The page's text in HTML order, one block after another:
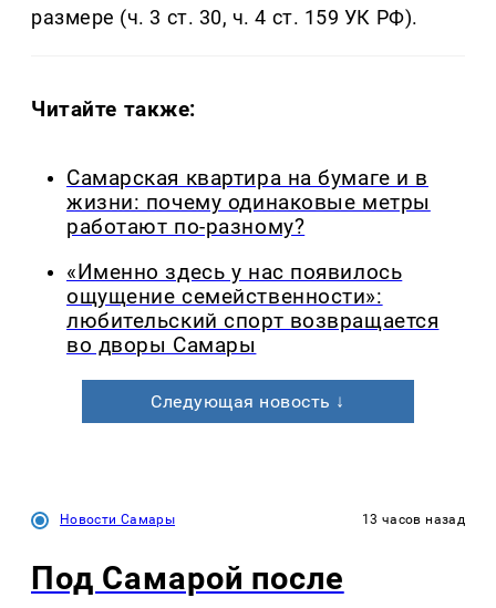
размере (ч. 3 ст. 30, ч. 4 ст. 159 УК РФ).
Читайте также:
Самарская квартира на бумаге и в
жизни: почему одинаковые метры
работают по-разному?
«Именно здесь у нас появилось
ощущение семейственности»:
любительский спорт возвращается
во дворы Самары
Следующая новость ↓
Новости Самары 13 часов назад
Под Самарой после